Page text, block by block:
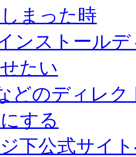
まった時
ンストール
たい
どのディレ
する
下公式サイ